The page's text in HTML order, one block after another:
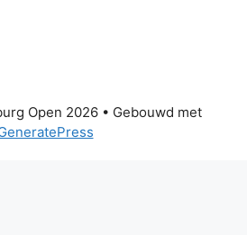
Open 2026• Gebouwd met